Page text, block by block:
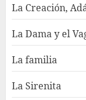
La Creación,
La Dama y el
La familia
La Sirenita